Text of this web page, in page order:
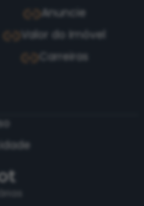
Anuncie
Valor do Imóvel
Carreiras